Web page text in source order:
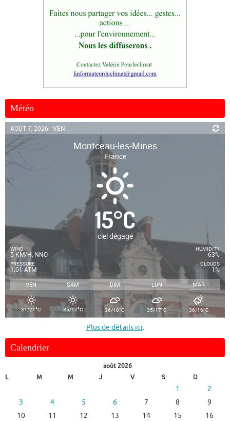
Météo
AOÛT 7, 2026 - VEN.
Montceau-les-Mines
France
15°C
ciel dégagé
WIND
5 KM/H, NNO
PRESSURE
1.01 ATM
HUMIDITY
63%
CLOUDS
1%
VEN SAM DIM LUN MAR
31/21°C 35/17°C 36/18°C 35/17°C 36/16°C
Plus de détails ici.
Calendrier
août 2026
L
M M J V S D
1
2
3
4 5 6 7 8
9
10
11 12 13 14 15
16